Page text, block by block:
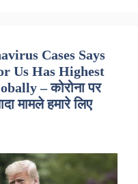
Cases Says
Us Has Highest
– कोरोना पर
मामले हमारे लिए